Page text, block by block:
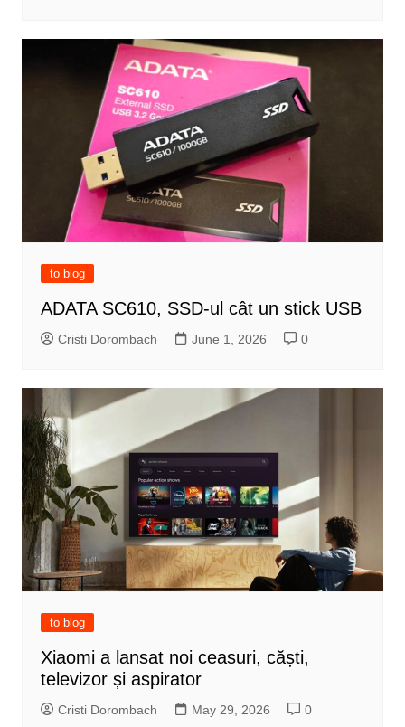
to blog
ADATA SC610, SSD-ul cât un stick USB
Cristi Dorombach June 1, 2026 0
to blog
Xiaomi a lansat noi ceasuri, căști,
televizor și aspirator
Cristi Dorombach May 29, 2026 0